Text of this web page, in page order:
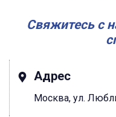
Свяжитесь с
Адрес
Москва, ул.